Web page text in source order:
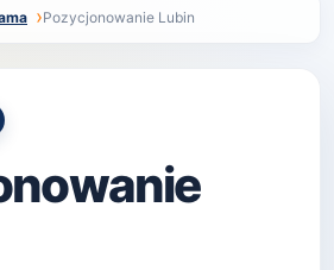
Pozycjonowanie Lubin